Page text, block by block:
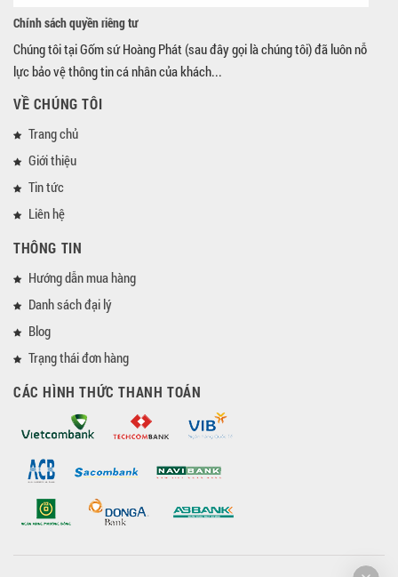
Chính sách quyền riêng tư
Chúng tôi tại Gốm sứ Hoàng Phát (sau đây gọi là chúng tôi) đã luôn nỗ
lực bảo vệ thông tin cá nhân của khách...
VỀ CHÚNG TÔI
Trang chủ
Giới thiệu
Tin tức
Liên hệ
THÔNG TIN
Hướng dẫn mua hàng
Danh sách đại lý
Blog
Trạng thái đơn hàng
CÁC HÌNH THỨC THANH TOÁN